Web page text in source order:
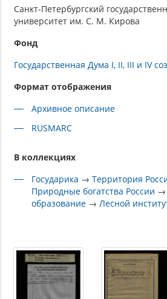
Санкт-Петербургский
университет им. С. М. Кирова
Фонд
Государственная Дума I, II, III и IV
Формат отображения
Архивное описание
RUSMARC
В коллекциях
Государика →Территория
Природные богатства России
образование →Лесной